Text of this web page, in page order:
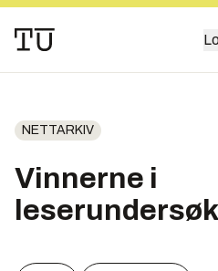
NETTARKIV
Vinnerne i